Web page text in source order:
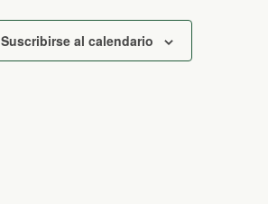
Suscribirse al calendario